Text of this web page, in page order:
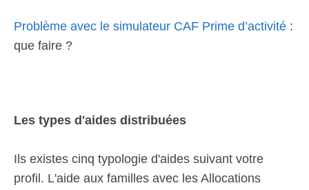
Problème avec le simulateur CAF Prime d’activité :
que faire ?
Les types d'aides distribuées
Ils existes cinq typologie d'aides suivant votre
profil. L'aide aux familles avec les Allocations